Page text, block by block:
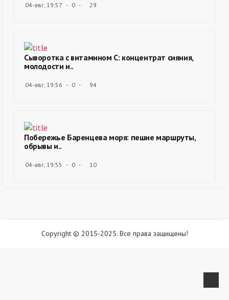
04-авг, 19:57 0 29
Сыворотка с витамином С: концентрат сияния,
молодости и..
04-авг, 19:56 0 94
Побережье Баренцева моря: пешие маршруты,
обрывы и..
04-авг, 19:55 0 10
Copyright © 2015-2025. Все права защищены!